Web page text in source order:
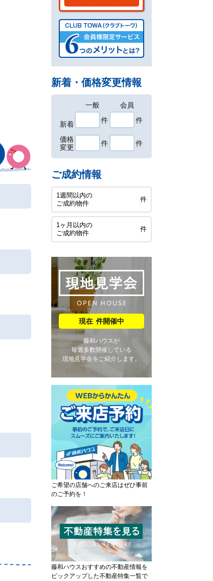
新着・価格変更情報
一般 会員
新着
件 件
価格
変更
件 件
ご成約情報
1週間以内の
ご成約物件
件
1ヶ月以内の
ご成約物件
件
件開催中
藤和ハウスが
毎週多数開催している
現地見学会をご紹介します。
ご希望の店舗へのご来店はぜひ事前
のご予約を！
藤和ハウスおすすめの不動産情報を
ピックアップした不動産特集一覧で